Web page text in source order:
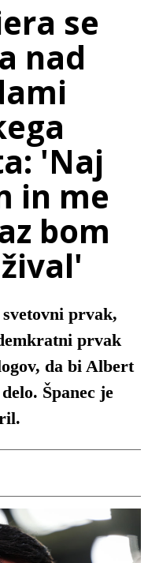
se
nad
'Naj
in me
bom
prvak,
prvak
da bi Albert
Španec je